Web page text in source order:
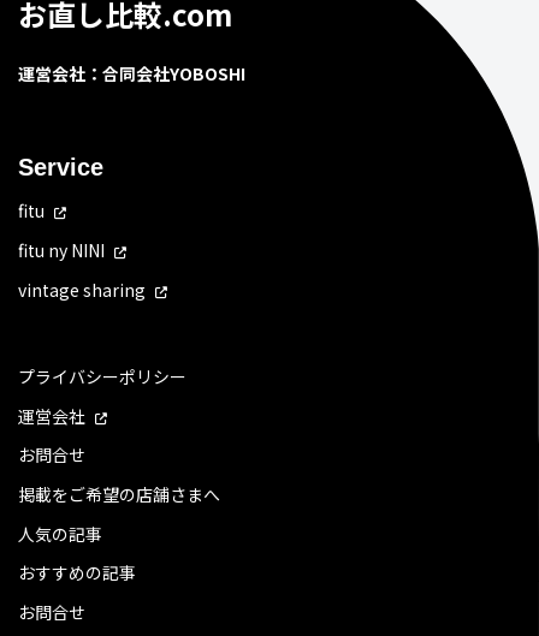
お直し比較.com
運営会社：合同会社YOBOSHI
Service
fitu
fitu ny NINI
vintage sharing
プライバシーポリシー
運営会社
お問合せ
掲載をご希望の店舗さまへ
人気の記事
おすすめの記事
お問合せ